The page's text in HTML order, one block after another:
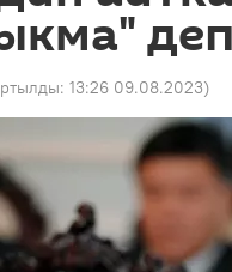
13:26 09.08.2023)